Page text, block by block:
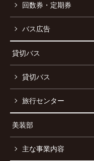
回数券・定期券
バス広告
貸切バス
貸切バス
旅行センター
美装部
主な事業内容